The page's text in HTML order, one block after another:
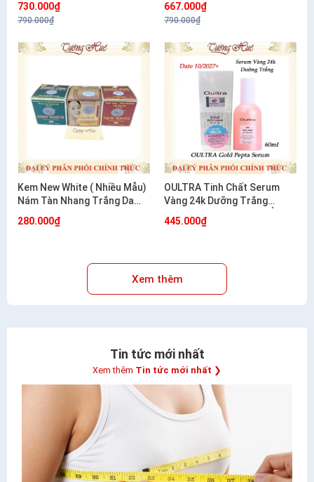
TRẮNG 20G
730.000₫
790.000₫
667.000₫
790.000₫
Kem New White ( Nhiều Mẫu)
Nám Tàn Nhang Trắng Da
280.000₫
OULTRA Tinh Chất Serum
Vàng 24k Dưỡng Trắng
Hàn Quốc 60ml
445.000₫
Xem thêm
Tin tức mới nhất
Xem thêm Tin tức mới nhất ❯